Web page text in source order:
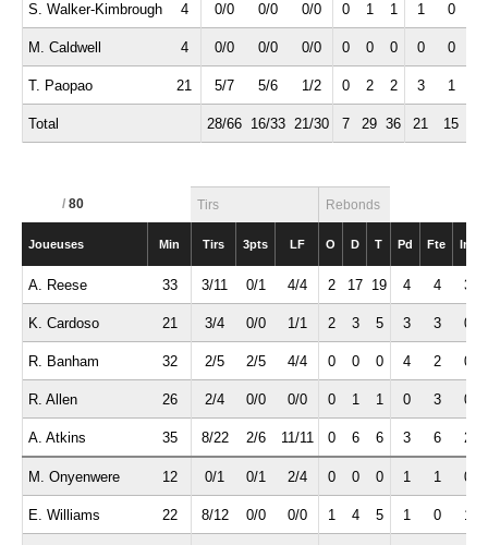
S. Walker-Kimbrough 4 0/0 0/0 0/0 0 1 1 1 0
M. Caldwell 4 0/0 0/0 0/0 0 0 0 0 0
T. Paopao 21 5/7 5/6 1/2 0 2 2 3 1
Total 28/66 16/33 21/30 7 29 36 21 15
/ 80 Tirs Rebonds
Joueuses Min Tirs 3pts LF O D T Pd Fte Int
A. Reese 33 3/11 0/1 4/4 2 17 19 4 4 3
K. Cardoso 21 3/4 0/0 1/1 2 3 5 3 3 0
R. Banham 32 2/5 2/5 4/4 0 0 0 4 2 0
R. Allen 26 2/4 0/0 0/0 0 1 1 0 3 0
A. Atkins 35 8/22 2/6 11/11 0 6 6 3 6 2
M. Onyenwere 12 0/1 0/1 2/4 0 0 0 1 1 0
E. Williams 22 8/12 0/0 0/0 1 4 5 1 0 1